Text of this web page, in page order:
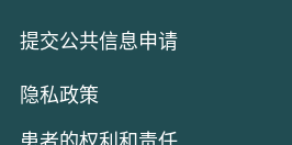
提交公共信息申请
隐私政策